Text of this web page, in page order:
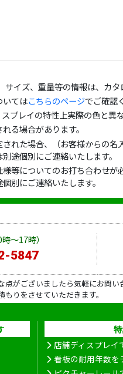
イズ、重量等の情報は、カ
いてはこちらのページでご確認
プレイの特性上実際の色と異
る場合があります。
れた場合、（お客様からの
途個別にご連絡いたします。
等についてのお打ち合わせ
別にご連絡いたします。
～17時）
5847
点がございましたら気軽にお問
りをさせていただきます。
店舗ディスプレイ
看板の耐用年数を